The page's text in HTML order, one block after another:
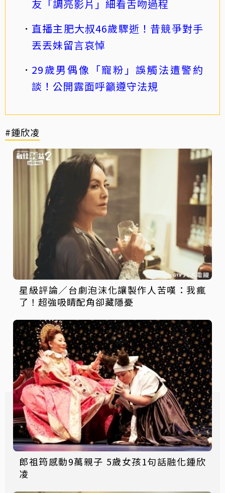
友「調亮影片」細看舌吻過程
直播主肥大叔46歲驟逝！昔競爭對手
丟丟妹留言哀悼
29歲男偶像「寵粉」誤觸法遭警約
談！公開露面呼籲遵守法規
#鍾欣凌
星級評論／台劇泡沫化讓製作人苦嘆：我瘋
了！超強吸睛配角卻藏隱憂
郎祖筠感動9萬親子 5歲女孩1句話融化鍾欣
凌